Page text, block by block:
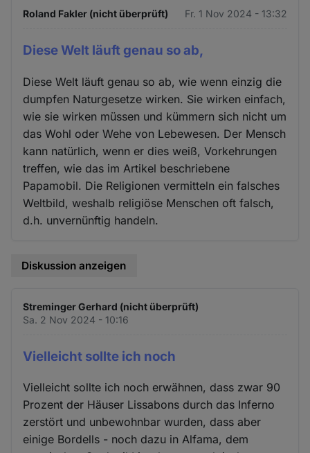
Roland Fakler (nicht überprüft) Fr. 1 Nov 2024 - 13:32
Diese Welt läuft genau so ab,
Diese Welt läuft genau so ab, wie wenn einzig die
dumpfen Naturgesetze wirken. Sie wirken einfach,
wie sie wirken müssen und kümmern sich nicht um
das Wohl oder Wehe von Lebewesen. Der Mensch
kann natürlich, wenn er dies weiß, Vorkehrungen
treffen, wie das im Artikel beschriebene
Papamobil. Die Religionen vermitteln ein falsches
Weltbild, weshalb religiöse Menschen oft falsch,
d.h. unvernünftig handeln.
Diskussion anzeigen
Streminger Gerhard (nicht überprüft)
Sa. 2 Nov 2024 - 10:16
Vielleicht sollte ich noch
Vielleicht sollte ich noch erwähnen, dass zwar 90
Prozent der Häuser Lissabons durch das Inferno
zerstört und unbewohnbar wurden, dass aber
einige Bordells - noch dazu in Alfama, dem